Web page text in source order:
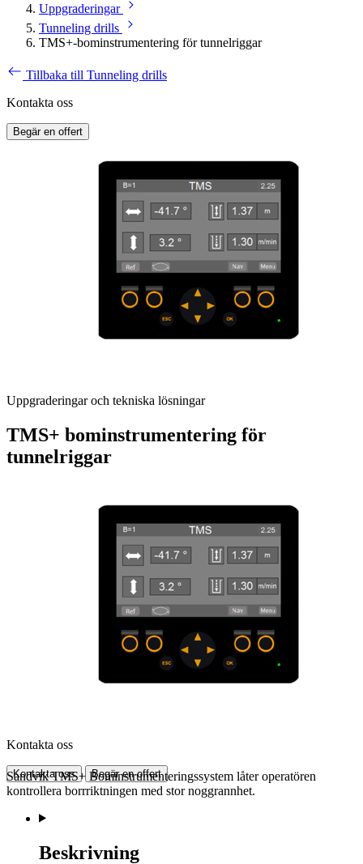
Uppgraderingar
Tunneling drills
TMS+-bominstrumentering för tunnelriggar
Tillbaka till Tunneling drills
Kontakta oss
Begär en offert
Uppgraderingar och tekniska lösningar
TMS+ bominstrumentering för
tunnelriggar
Kontakta oss
Kontakta oss Begär en offert
Sandvik TMS+ Bominstrumenteringssystem låter operatören
kontrollera borrriktningen med stor noggrannhet.
Beskrivning